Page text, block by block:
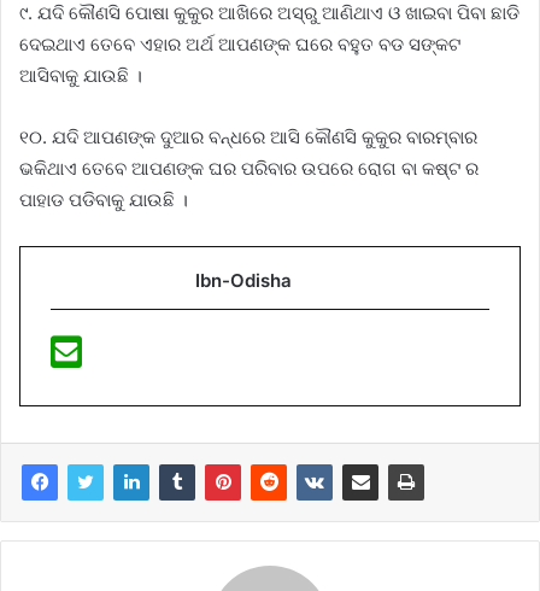
୯. ଯଦି କୌଣସି ପୋଷା କୁକୁର ଆଖିରେ ଅସ୍ରୁ ଆଣିଥାଏ ଓ ଖାଇବା ପିବା ଛାଡି
ଦେଇଥାଏ ତେବେ ଏହାର ଅର୍ଥ ଆପଣଙ୍କ ଘରେ ବହୁତ ବଡ ସଙ୍କଟ
ଆସିବାକୁ ଯାଉଛି ।
୧୦. ଯଦି ଆପଣଙ୍କ ଦୁଆର ବନ୍ଧରେ ଆସି କୌଣସି କୁକୁର ବାରମ୍ବାର
ଭକିଥାଏ ତେବେ ଆପଣଙ୍କ ଘର ପରିବାର ଉପରେ ରୋଗ ବା କଷ୍ଟ ର
ପାହାଡ ପଡିବାକୁ ଯାଉଛି ।
Ibn-Odisha